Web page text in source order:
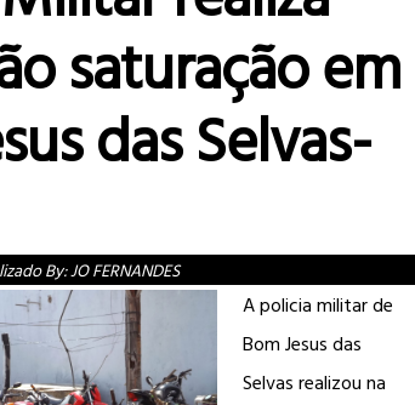
saturação em
das Selvas-
By:JO FERNANDES
A policia militar de
Bom Jesus das
Selvas realizou na